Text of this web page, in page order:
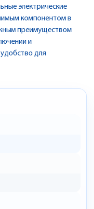
электрические
компонентом в
преимуществом
и
для